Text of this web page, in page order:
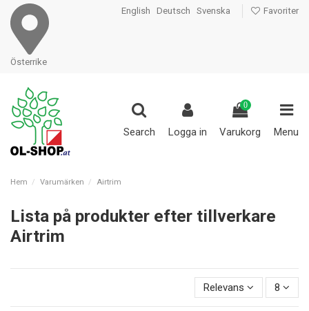
Österrike
English Deutsch Svenska Favoriter
Search Logga in
0
Varukorg Menu
Hem Varumärken Airtrim
Lista på produkter efter tillverkare
Airtrim
Relevans 8